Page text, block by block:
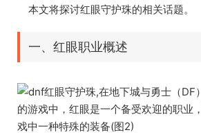
本文将探讨红眼守护珠的相关话题。
一、红眼职业概述